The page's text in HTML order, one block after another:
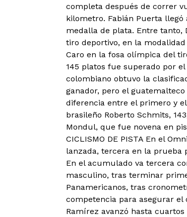
completa después de correr
kilometro. Fabián Puerta
medalla de plata. Entre tanto,
tiro deportivo, en la
Caro en la fosa olímpica del
145 platos fue superado por
colombiano obtuvo la
ganador, pero el
diferencia entre el primero y
brasileño Roberto Schmits,
Mondul, que fue novena en
CICLISMO DE PISTA En el
lanzada, tercera en la prueba
En el acumulado va tercera
masculino, tras terminar
Panamericanos, tras
competencia para asegurar el
Ramírez avanzó hasta